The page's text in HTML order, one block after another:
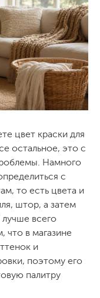
цвет краски для
остальное, это с
Намного
с
то есть цвета и
штор, а затем
всего
в магазине
и
поэтому его
палитру